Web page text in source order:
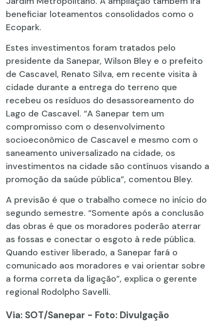
beneficiar loteamentos consolidados como o
Ecopark.
Estes investimentos foram tratados pelo
presidente da Sanepar, Wilson Bley e o prefeito
de Cascavel, Renato Silva, em recente visita à
cidade durante a entrega do terreno que
recebeu os resíduos do desassoreamento do
Lago de Cascavel. “A Sanepar tem um
compromisso com o desenvolvimento
socioeconômico de Cascavel e mesmo com o
saneamento universalizado na cidade, os
investimentos na cidade são contínuos visando a
promoção da saúde pública”, comentou Bley.
A previsão é que o trabalho comece no início do
segundo semestre. “Somente após a conclusão
das obras é que os moradores poderão aterrar
as fossas e conectar o esgoto à rede pública.
Quando estiver liberado, a Sanepar fará o
comunicado aos moradores e vai orientar sobre
a forma correta da ligação”, explica o gerente
regional Rodolpho Savelli.
Via: SOT/Sanepar - Foto: Divulgação